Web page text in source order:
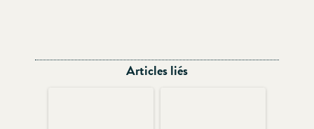
Articles liés